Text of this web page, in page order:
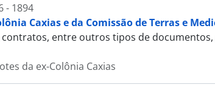
- 1894
Caxias e da Comissão de Terras e
entre outros tipos de
da ex-Colônia Caxias